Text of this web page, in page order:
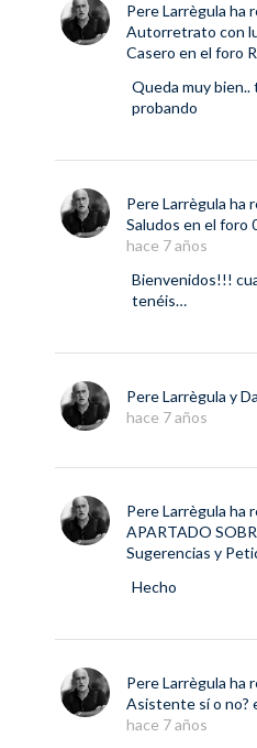
Pere Larrègula ha
Autorretrato con
Casero en el foro
Queda muy bien..
probando
Pere Larrègula ha
Saludos en el foro
hace 7 años
Bienvenidos!!!
tenéis…
Pere Larrègula y
hace 7 años
Pere Larrègula ha
APARTADO
Sugerencias y
Hecho
Pere Larrègula ha
Asistente sí o no?
hace 7 años